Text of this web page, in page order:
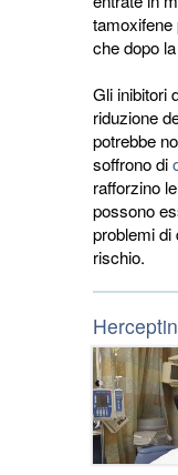
che dopo
Gli inibitori
riduzione
potrebbe
soffrono di
rafforzino
possono
problemi di
rischio.
Herceptin